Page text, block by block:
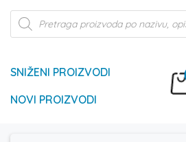
Products
search
SNIŽENI PROIZVODI
NOVI PROIZVODI